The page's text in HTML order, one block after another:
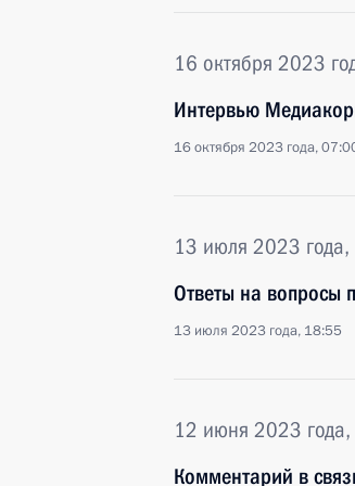
16 октября 2023
Интервью
16 октября 2023 года,
13 июля 2023 года,
Ответы на вопросы
13 июля 2023 года, 18:55
12 июня 2023 года,
Комментарий в